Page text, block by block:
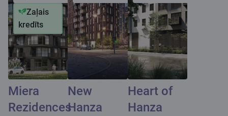
Zaļais
kredīts
Miera
Rezidences
New
Hanza
Heart of
Hanza